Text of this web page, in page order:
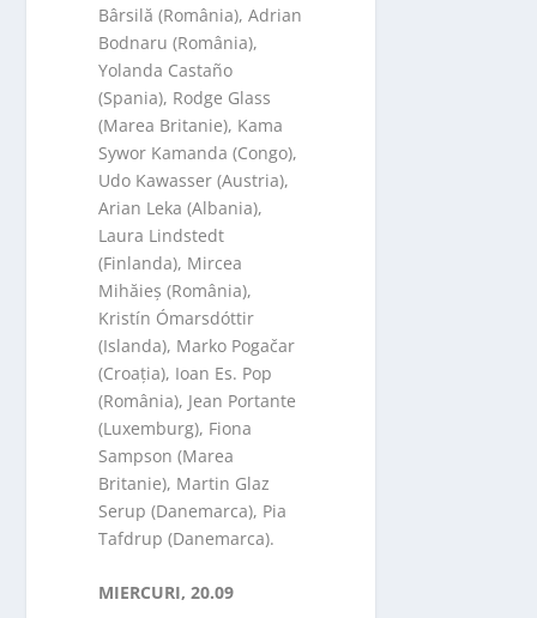
Bârsilă (România), Adrian
Bodnaru (România),
Yolanda Castaño
(Spania), Rodge Glass
(Marea Britanie), Kama
Sywor Kamanda (Congo),
Udo Kawasser (Austria),
Arian Leka (Albania),
Laura Lindstedt
(Finlanda), Mircea
Mihăieș (România),
Kristín Ómarsdóttir
(Islanda), Marko Pogačar
(Croația), Ioan Es. Pop
(România), Jean Portante
(Luxemburg), Fiona
Sampson (Marea
Britanie), Martin Glaz
Serup (Danemarca), Pia
Tafdrup (Danemarca).
MIERCURI, 20.09